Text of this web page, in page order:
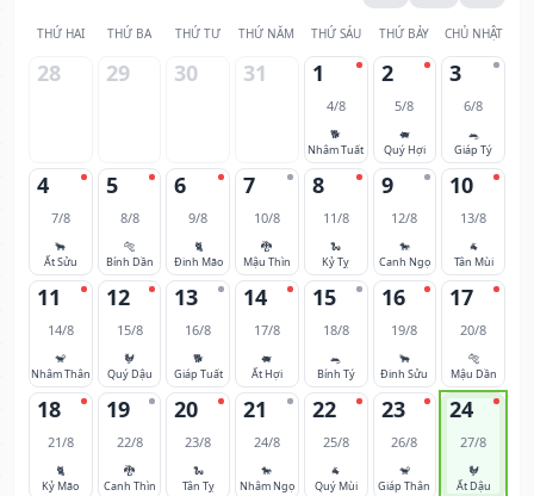
THỨ HAI THỨ BA THỨ TƯ THỨ NĂM THỨ SÁU THỨ BẢY CHỦ NHẬT
28 29 30 31 1
4/8
🐕
Nhâm Tuất
2
5/8
🐖
Quý Hợi
3
6/8
🐀
Giáp Tý
4
7/8
🐂
Ất Sửu
5
8/8
🐅
Bính Dần
6
9/8
🐈
Đinh Mão
7
10/8
🐉
Mậu Thìn
8
11/8
🐍
Kỷ Tỵ
9
12/8
🐎
Canh Ngọ
10
13/8
🐐
Tân Mùi
11
14/8
🐒
Nhâm Thân
12
15/8
🐓
Quý Dậu
13
16/8
🐕
Giáp Tuất
14
17/8
🐖
Ất Hợi
15
18/8
🐀
Bính Tý
16
19/8
🐂
Đinh Sửu
17
20/8
🐅
Mậu Dần
18
21/8
🐈
Kỷ Mão
19
22/8
🐉
Canh Thìn
20
23/8
🐍
Tân Tỵ
21
24/8
🐎
Nhâm Ngọ
22
25/8
🐐
Quý Mùi
23
26/8
🐒
Giáp Thân
24
27/8
🐓
Ất Dậu